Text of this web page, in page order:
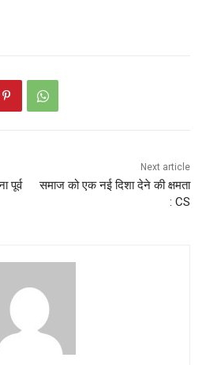
पूर्व
Next article
समाज को एक नई दिशा देने की क्षमता
: CS